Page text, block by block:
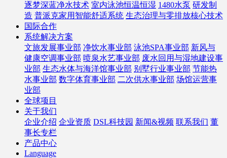
逐梦深蓝净水技术 室内泳池恒温恒湿 1480水泵 研发制
造 普派克家用智能舒适系统 生态治理与零排放核心技术
国际合作
系统解决方案
文旅发展事业部 净饮水事业部 泳池SPA事业部 新风与
健康空调事业部 喷泉水艺事业部 废水回用与湿地建设事
业部 生态水体与海洋馆事业部 别墅行业事业部 节能热
水事业部 数字体育事业部 二次供水事业部 场馆运营事
业部
全球项目
关于我们
企业介绍 企业资质 DSL科技园 新闻&视频 联系我们 董
事长专栏
产品中心
Language